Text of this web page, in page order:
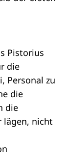
Pistorius
die
Personal zu
die
die
lägen, nicht